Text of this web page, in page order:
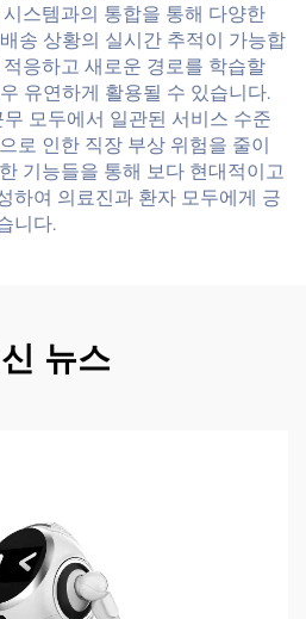
스템과의 통합을 통해 다양한
송 상황의 실시간 추적이 가능합
응하고 새로운 경로를 학습할
유연하게 활용될 수 있습니다.
모두에서 일관된 서비스 수준
로 인한 직장 부상 위험을 줄이
기능들을 통해 보다 현대적이고
하여 의료진과 환자 모두에게 긍
니다.
뉴스